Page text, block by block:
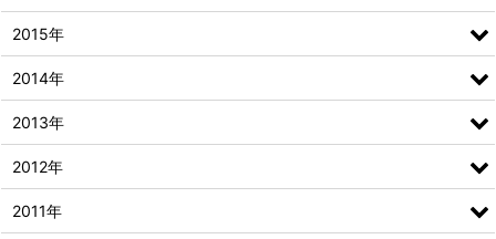
2015年
2014年
2013年
2012年
2011年